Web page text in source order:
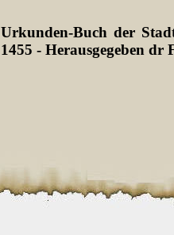
Urkunden-Buch der
1455 - Herausgegeben